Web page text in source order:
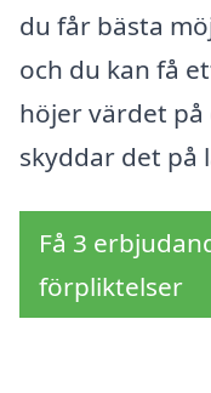
du får bästa
och du kan få
höjer värdet på
skyddar det på
Få 3
förpliktelser